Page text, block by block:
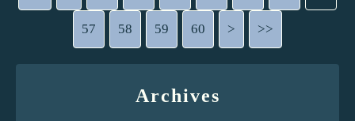
57 58 59 60 70
80
90
100
200
> >>
Archives